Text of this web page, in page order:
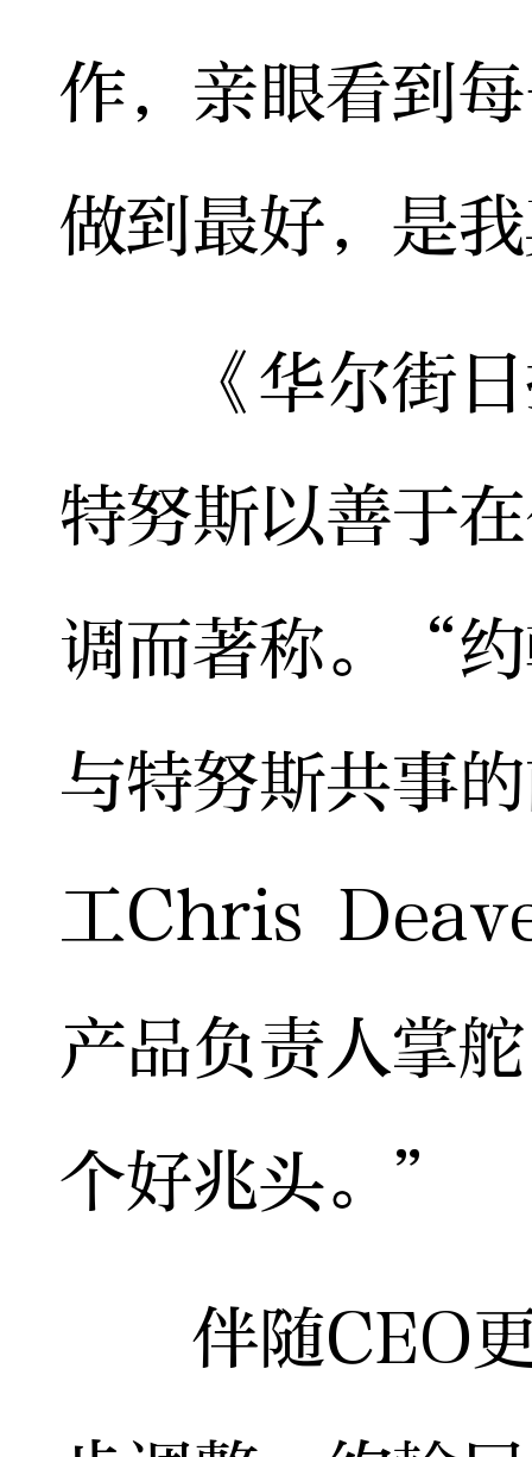
作，亲眼看到
做到最好，是
《华尔街日
特努斯以善于
调而著称。“
与特努斯共事
工Chris
产品负责人掌
个好兆头。”
伴随CEO更